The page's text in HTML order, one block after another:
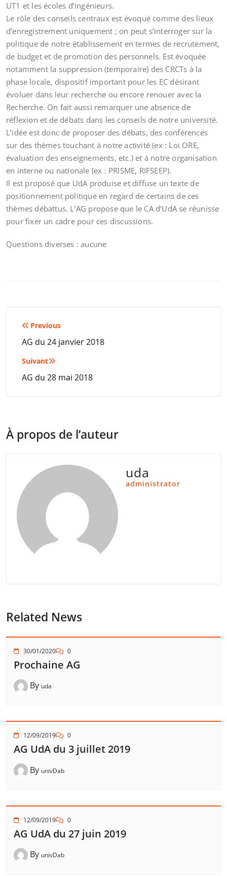
UT1 et les écoles d’ingénieurs.
Le rôle des conseils centraux est évoqué comme des lieux
d’enregistrement uniquement ; on peut s’interroger sur la
politique de notre établissement en termes de recrutement,
de budget et de promotion des personnels. Est évoquée
notamment la suppression (temporaire) des CRCTs à la
phase locale, dispositif important pour les EC désirant
évoluer dans leur recherche ou encore renouer avec la
Recherche. On fait aussi remarquer une absence de
réflexion et de débats dans les conseils de notre université.
L’idée est donc de proposer des débats, des conférences
sur des thèmes touchant à notre activité (ex : Loi ORE,
évaluation des enseignements, etc.) et à notre organisation
en interne ou nationale (ex : PRISME, RIFSEEP).
Il est proposé que UdA produise et diffuse un texte de
positionnement politique en regard de certains de ces
thèmes débattus. L’AG propose que le CA d’UdA se réunisse
pour fixer un cadre pour ces discussions.
Questions diverses : aucune
Navigation
de
l’article
Previous
AG du 24 janvier 2018
Suivant
AG du 28 mai 2018
À propos de l’auteur
uda
administrator
Related News
30/01/2020 0
Prochaine AG
By uda
12/09/2019 0
AG UdA du 3 juillet 2019
By univDab
12/09/2019 0
AG UdA du 27 juin 2019
By univDab